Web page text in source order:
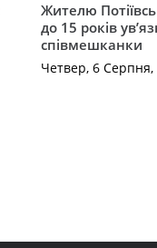
Жителю
до 15 років
співмешканки
Четвер, 6 Серпня,